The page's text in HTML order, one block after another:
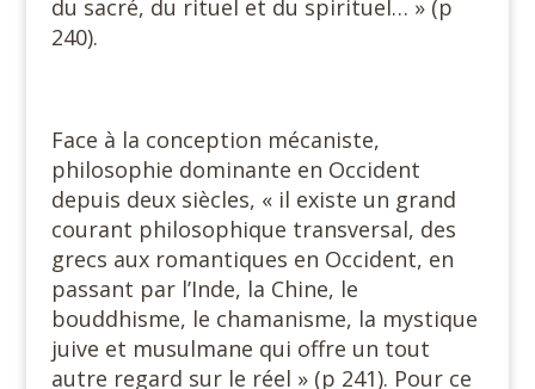
du sacré, du rituel et du spirituel… » (p
240).
Face à la conception mécaniste,
philosophie dominante en Occident
depuis deux siècles, « il existe un grand
courant philosophique transversal, des
grecs aux romantiques en Occident, en
passant par l’Inde, la Chine, le
bouddhisme, le chamanisme, la mystique
juive et musulmane qui offre un tout
autre regard sur le réel » (p 241). Pour ce